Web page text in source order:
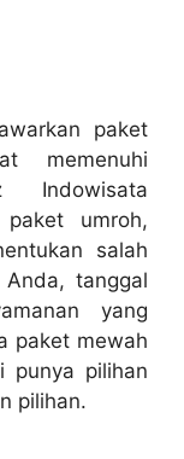
paket
memenuhi
Indowisata
umroh,
salah
tanggal
yang
paket mewah
punya pilihan
pilihan.